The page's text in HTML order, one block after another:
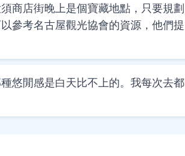
商店街晚上是個寶藏地點，只要規劃
參考名古屋觀光協會的資源，他們提
悠閒感是白天比不上的。我每次去都